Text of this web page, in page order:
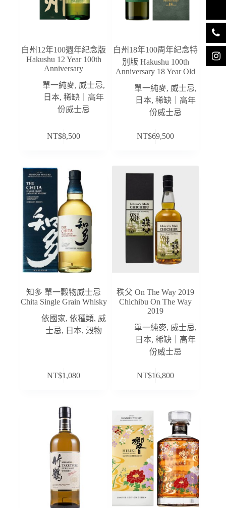
白州12年100週年紀念版
Hakushu 12 Year 100th
Anniversary
單一純麥, 威士忌,
日本,稀缺｜高年
份威士忌
NT$8,500
白州18年100周年紀念特
別版 Hakushu 100th
Anniversary 18 Year Old
單一純麥, 威士忌,
日本,稀缺｜高年
份威士忌
NT$69,500
知多 單一穀物威士忌
Chita Single Grain Whisky
依國家,依種類, 威
士忌, 日本, 穀物
NT$1,080
秩父 On The Way 2019
Chichibu On The Way
2019
單一純麥, 威士忌,
日本,稀缺｜高年
份威士忌
NT$16,800